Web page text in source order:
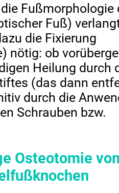
Fußmorphologie
Fuß)
die Fixierung
nötig: ob
Heilung durch
(das dann
durch die
Schrauben bzw.
Osteotomie